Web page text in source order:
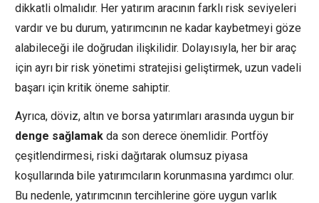
dikkatli olmalıdır. Her yatırım aracının farklı risk seviyeleri
vardır ve bu durum, yatırımcının ne kadar kaybetmeyi göze
alabileceği ile doğrudan ilişkilidir. Dolayısıyla, her bir araç
için ayrı bir risk yönetimi stratejisi geliştirmek, uzun vadeli
başarı için kritik öneme sahiptir.
Ayrıca, döviz, altın ve borsa yatırımları arasında uygun bir
denge sağlamak da son derece önemlidir. Portföy
çeşitlendirmesi, riski dağıtarak olumsuz piyasa
koşullarında bile yatırımcıların korunmasına yardımcı olur.
Bu nedenle, yatırımcının tercihlerine göre uygun varlık